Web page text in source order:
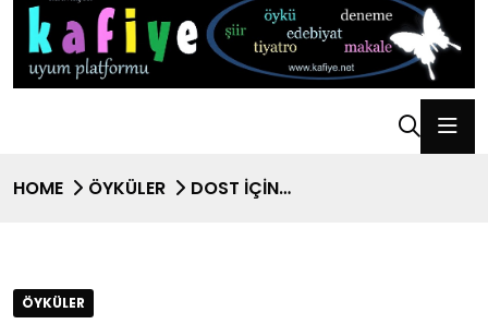
HOME ÖYKÜLER DOST İÇIN…
ÖYKÜLER